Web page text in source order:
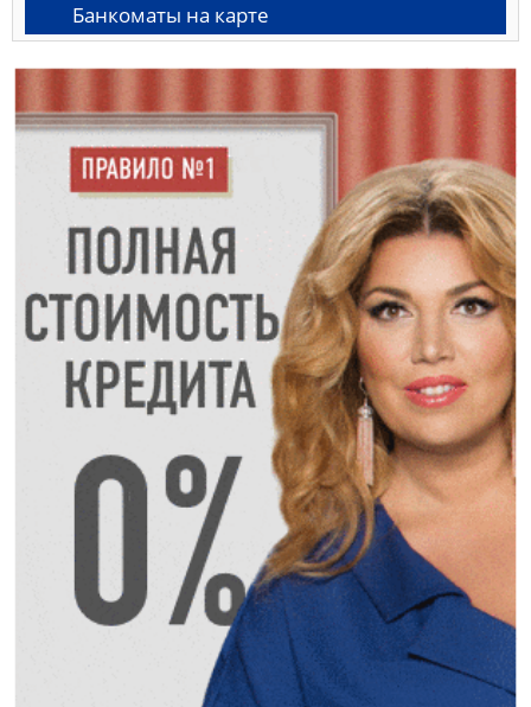
Банкоматы на карте